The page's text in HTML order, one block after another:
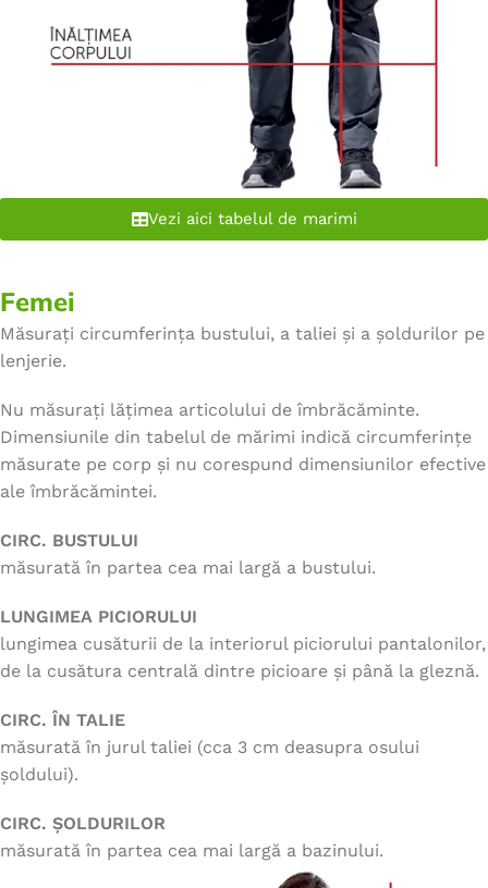
Vezi aici tabelul de marimi
Femei
Măsurați circumferința bustului, a taliei și a șoldurilor pe
lenjerie.
Nu măsurați lățimea articolului de îmbrăcăminte.
Dimensiunile din tabelul de mărimi indică circumferințe
măsurate pe corp și nu corespund dimensiunilor efective
ale îmbrăcămintei.
CIRC. BUSTULUI
măsurată în partea cea mai largă a bustului.
LUNGIMEA PICIORULUI
lungimea cusăturii de la interiorul piciorului pantalonilor,
de la cusătura centrală dintre picioare și până la gleznă.
CIRC. ÎN TALIE
măsurată în jurul taliei (cca 3 cm deasupra osului
șoldului).
CIRC. ȘOLDURILOR
măsurată în partea cea mai largă a bazinului.